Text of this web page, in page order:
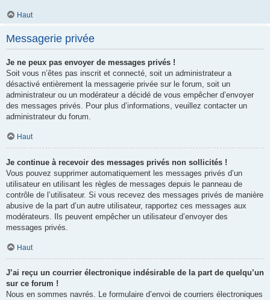
Haut
Messagerie privée
Je ne peux pas envoyer de messages privés !
Soit vous n’êtes pas inscrit et connecté, soit un administrateur a
désactivé entièrement la messagerie privée sur le forum, soit un
administrateur ou un modérateur a décidé de vous empêcher d’envoyer
des messages privés. Pour plus d’informations, veuillez contacter un
administrateur du forum.
Haut
Je continue à recevoir des messages privés non sollicités !
Vous pouvez supprimer automatiquement les messages privés d’un
utilisateur en utilisant les règles de messages depuis le panneau de
contrôle de l’utilisateur. Si vous recevez des messages privés de manière
abusive de la part d’un autre utilisateur, rapportez ces messages aux
modérateurs. Ils peuvent empêcher un utilisateur d’envoyer des
messages privés.
Haut
J’ai reçu un courrier électronique indésirable de la part de quelqu’un
sur ce forum !
Nous en sommes navrés. Le formulaire d’envoi de courriers électroniques